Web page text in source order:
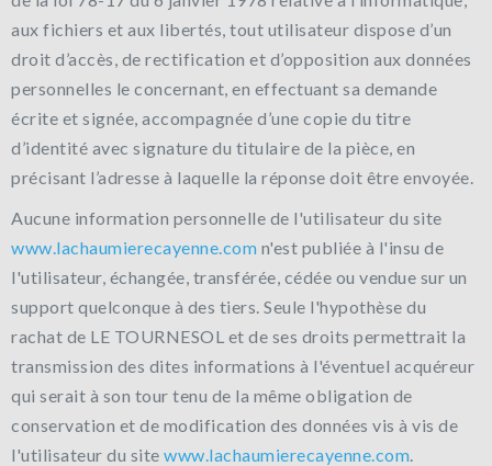
aux fichiers et aux libertés, tout utilisateur dispose d’un
droit d’accès, de rectification et d’opposition aux données
personnelles le concernant, en effectuant sa demande
écrite et signée, accompagnée d’une copie du titre
d’identité avec signature du titulaire de la pièce, en
précisant l’adresse à laquelle la réponse doit être envoyée.
Aucune information personnelle de l'utilisateur du site
www.lachaumierecayenne.com n'est publiée à l'insu de
l'utilisateur, échangée, transférée, cédée ou vendue sur un
support quelconque à des tiers. Seule l'hypothèse du
rachat de LE TOURNESOL et de ses droits permettrait la
transmission des dites informations à l'éventuel acquéreur
qui serait à son tour tenu de la même obligation de
conservation et de modification des données vis à vis de
l'utilisateur du site www.lachaumierecayenne.com.